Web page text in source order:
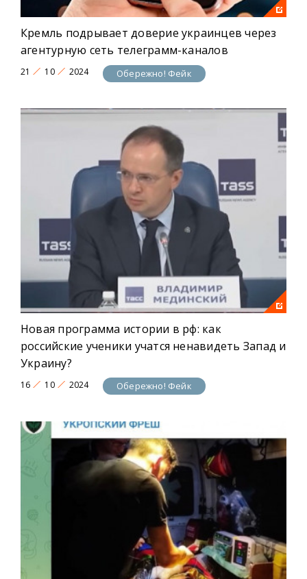
Кремль подрывает доверие украинцев через
агентурную сеть телеграмм-каналов
21 10 2024 Обережно! Фейк
Новая программа истории в рф: как
российские ученики учатся ненавидеть Запад и
Украину?
16 10 2024 Обережно! Фейк